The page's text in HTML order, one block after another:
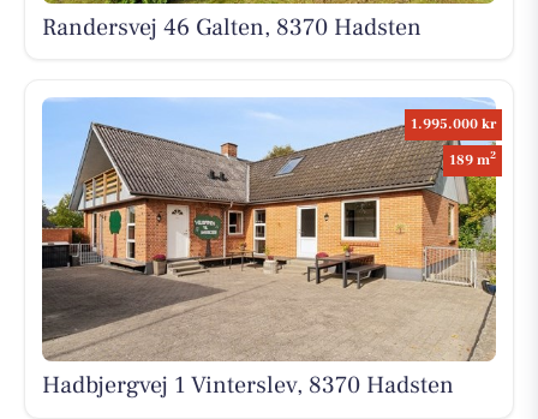
Randersvej 46 Galten, 8370 Hadsten
1.995.000 kr
189 m2
Hadbjergvej 1 Vinterslev, 8370 Hadsten